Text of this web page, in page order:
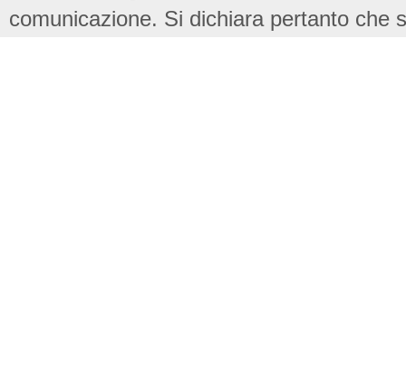
comunicazione. Si dichiara pertanto che